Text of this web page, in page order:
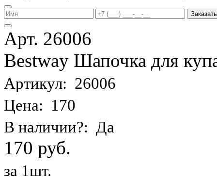
Заказать
Арт. 26006
Bestway Шапочка для
Артикул: 26006
Цена: 170
В наличии?: Да
170 руб.
за 1шт.